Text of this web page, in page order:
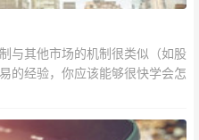
与其他市场的机制很类似（如股
的经验，你应该能够很快学会怎